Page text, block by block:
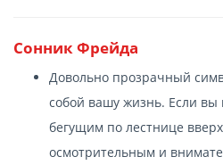
Сонник Фрейда
Довольно прозрачный
собой вашу жизнь. Если вы
бегущим по лестнице
осмотрительным и